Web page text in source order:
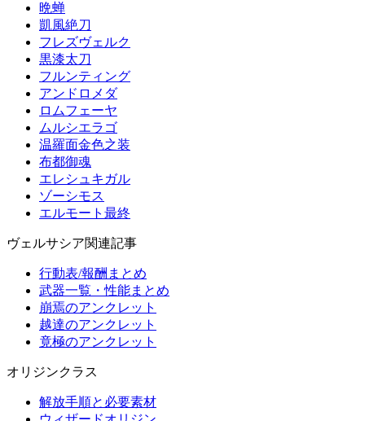
晩蝉
凱風絶刀
フレズヴェルク
黒漆太刀
フルンティング
アンドロメダ
ロムフェーヤ
ムルシエラゴ
温羅面金色之装
布都御魂
エレシュキガル
ゾーシモス
エルモート最終
ヴェルサシア関連記事
行動表/報酬まとめ
武器一覧・性能まとめ
崩焉のアンクレット
越達のアンクレット
竟極のアンクレット
オリジンクラス
解放手順と必要素材